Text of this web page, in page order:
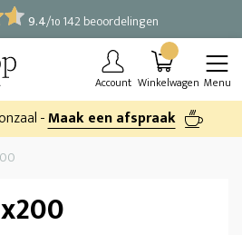
9.4/10 142 beoordelingen
Account Winkelwagen Menu
-Maak een afspraak